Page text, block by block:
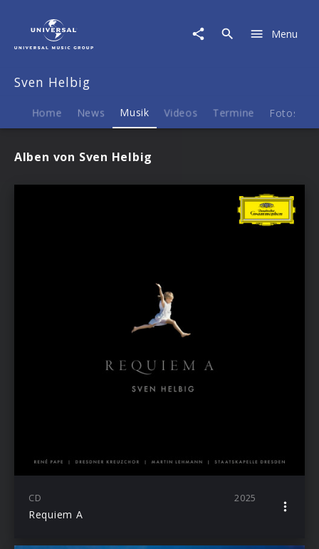
Musik
Menu
Sven Helbig
Home News Musik Videos Termine Fotos
Alben von Sven Helbig
CD 2025
Requiem A